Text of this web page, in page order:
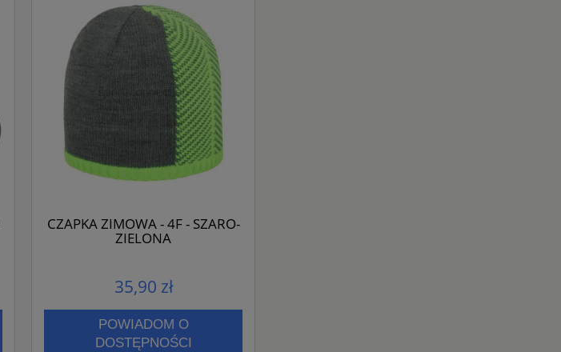
CZAPKA ZIMOWA - 4F - SZARO-
ZIELONA
35,90 zł
POWIADOM O
DOSTĘPNOŚCI